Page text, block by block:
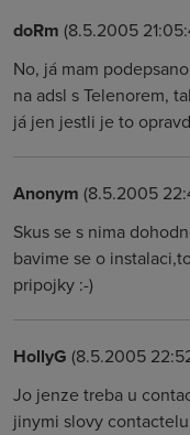
doRm (8.5.2005
No, já mam
na adsl s Telenorem,
já jen jestli je to
Anonym (8.5.2005
Skus se s nima
bavime se o
pripojky :-)
HollyG (8.5.2005
Jo jenze treba u
jinymi slovy